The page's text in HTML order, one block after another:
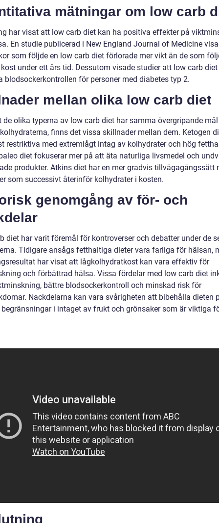
mätningar om low carb
har visat att low carb diet kan ha positiva effekter på
En studie publicerad i New England Journal of Medicine
som följde en low carb diet förlorade mer vikt än de som
under ett års tid. Dessutom visade studier att low carb
blodsockerkontrollen för personer med diabetes typ 2.
mellan olika low carb diet
de olika typerna av low carb diet har samma övergripande
finns det vissa skillnader mellan dem. Ketogen
restriktiva med extremlågt intag av kolhydrater och hög
diet fokuserar mer på att äta naturliga livsmedel och
produkter. Atkins diet har en mer gradvis tillvägagångssätt
som successivt återinför kolhydrater i kosten.
genomgång av för- och
diet har varit föremål för kontroverser och debatter under de
Tidigare ansågs fetthaltiga dieter vara farliga för hälsan,
har visat att lågkolhydratkost kan vara effektiv för
och förbättrad hälsa. Vissa fördelar med low carb diet
bättre blodsockerkontroll och minskad risk för
Nackdelarna kan vara svårigheten att bibehålla dieten
i intaget av frukt och grönsaker som är viktiga